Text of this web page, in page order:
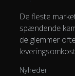
De fleste
spændende
de glemmer
Nyheder